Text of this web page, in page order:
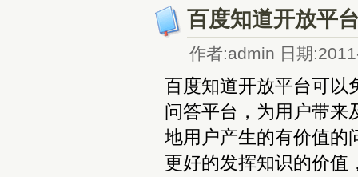
百度知道开放平
作者:admin 日期
百度知道开放平台可以
问答平台，为用户带来
地用户产生的有价值的
更好的发挥知识的价值